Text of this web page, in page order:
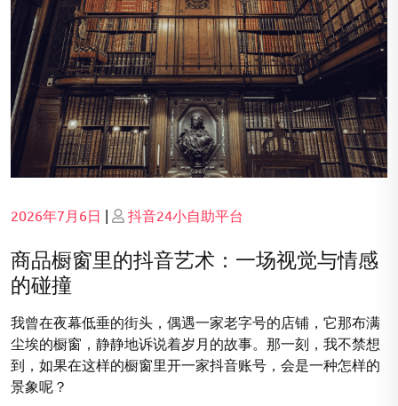
Posted
2026年7月6日 | Posted
抖音24小自助平台
商品橱窗里的抖音艺术：一场视觉与情感
的碰撞
我曾在夜幕低垂的街头，偶遇一家老字号的店铺，它那布满
尘埃的橱窗，静静地诉说着岁月的故事。那一刻，我不禁想
到，如果在这样的橱窗里开一家抖音账号，会是一种怎样的
景象呢？